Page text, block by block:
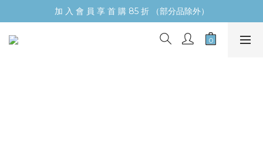
加 入 會 員 享 首 購 85 折 （部分品除外）